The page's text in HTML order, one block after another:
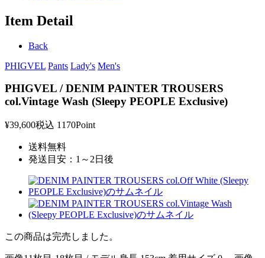
Item Detail
Back
PHIGVEL Pants Lady's Men's
PHIGVEL / DENIM PAINTER TROUSERS
col.Vintage Wash (Sleepy PEOPLE Exclusive)
¥39,600税込 1170Point
送料無料
発送目安：1～2日後
この商品は完売しました。